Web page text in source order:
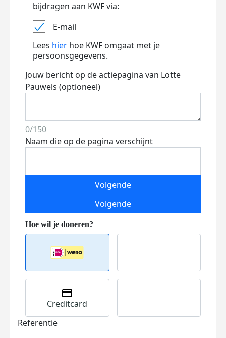
bijdragen aan KWF via:
E-mail
Lees hier hoe KWF omgaat met je
persoonsgegevens.
Jouw bericht op de actiepagina van Lotte
Pauwels (optioneel)
0/150
Naam die op de pagina verschijnt
Volgende
Volgende
Creditcard
Referentie